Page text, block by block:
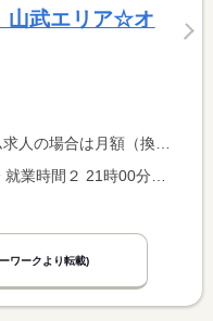
山武エリア☆オ
ト求人の場合は時間額を表示しています。
ワークより転載)